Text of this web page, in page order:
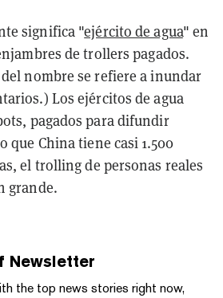
significa "ejército de agua" en
de trollers pagados.
nombre se refiere a inundar
Los ejércitos de agua
pagados para difundir
que China tiene casi 1.500
el trolling de personas reales
grande.
Newsletter
the top news stories right now,